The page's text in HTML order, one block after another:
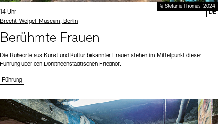
© Stefanie Thomas, 2024
Uhrzeit:
14 Uhr
Standort
Brecht-Weigel-Museum, Berlin
Berühmte Frauen
Die Ruheorte aus Kunst und Kultur bekannter Frauen stehen im Mittelpunkt dieser
Führung über den Dorotheenstädtischen Friedhof.
Führung
DE